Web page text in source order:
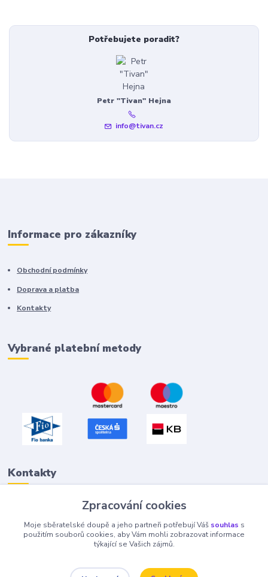
Potřebujete poradit?
Petr "Tivan" Hejna
info@tivan.cz
Informace pro zákazníky
Obchodní podmínky
Doprava a platba
Kontakty
Vybrané platební metody
Kontakty
info@tivan.cz
Zpracování cookies
Moje sběratelské doupě a jeho partneři potřebují Váš souhlas s
použitím souborů cookies, aby Vám mohli zobrazovat informace
týkající se Vašich zájmů.